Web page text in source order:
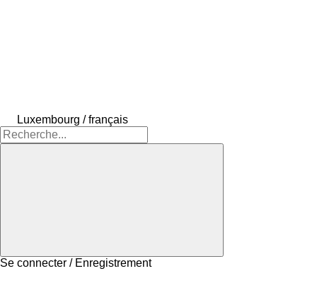
Luxembourg / français
Se connecter / Enregistrement